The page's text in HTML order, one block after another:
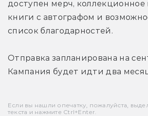
доступен мерч, коллекционное
книги с автографом и
список благодарностей.
Отправка запланирована на
Кампания будет идти два
Если вы нашли опечатку, пожалуйста,
текста и нажмите Ctrl+Enter.